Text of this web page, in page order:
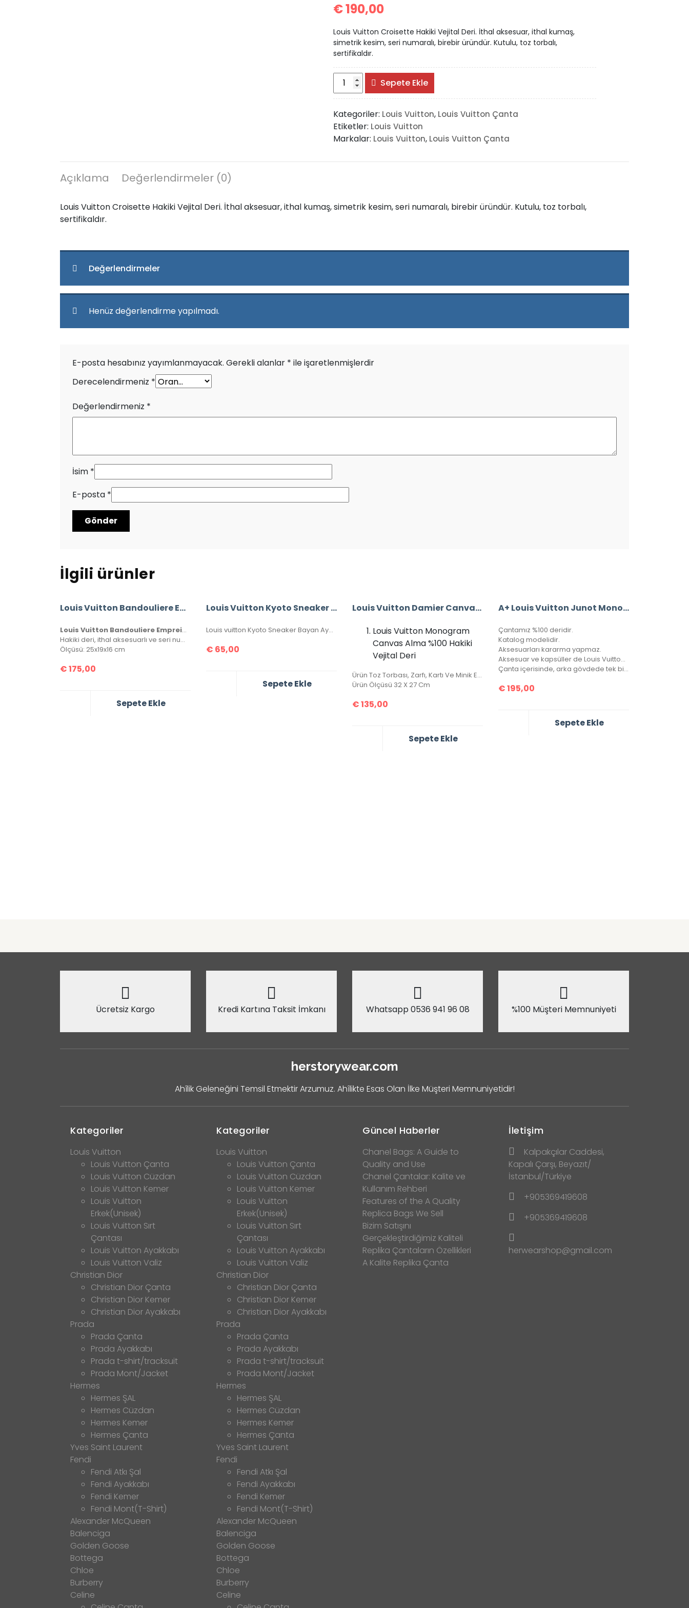
€190,00
Louis Vuitton Croisette Hakiki Vejital Deri. İthal aksesuar, ithal kumaş,
simetrik kesim, seri numaralı, birebir üründür. Kutulu, toz torbalı,
sertifikaldır.
Louis
Vuitton
Croisette
adet
Sepete Ekle
Kategoriler: Louis Vuitton, Louis Vuitton Çanta
Etiketler: Louis Vuitton
Markalar: Louis Vuitton, Louis Vuitton Çanta
Açıklama Değerlendirmeler (0)
Louis Vuitton Croisette Hakiki Vejital Deri. İthal aksesuar, ithal kumaş, simetrik kesim, seri numaralı, birebir üründür. Kutulu, toz torbalı,
sertifikaldır.
Değerlendirmeler
Henüz değerlendirme yapılmadı.
E-posta hesabınız yayımlanmayacak. Gerekli alanlar * ile işaretlenmişlerdir
Derecelendirmeniz *
Değerlendirmeniz *
İsim *
E-posta *
İlgili ürünler
Louis Vuitton Bandouliere Empreinte Speedy 25 Cm
Louis Vuitton Bandouliere Empreinte Speedy 25 Cm
Hakiki deri, ithal aksesuarlı ve seri numaralıdır. Orijinalinde kullanılan Monako deri kullanılmıştır. Kutulu, toz torbalı ve sertifikalı olarak gönderilecektir.
Ölçüsü: 25x19x16 cm
€175,00
Sepete Ekle
Louis Vuitton Kyoto Sneaker Bayan Ayakkabı
Louis vuitton Kyoto Sneaker Bayan Ayakkabı, Hakiki Deri, 36-37-38-39-40 Numaraları Mevcuttur.
€ 65,00
Sepete Ekle
Louis Vuitton Damier Canvas Alma %100 Hakiki Vejital Deri (CRL 674)
Louis Vuitton Monogram
Canvas Alma %100 Hakiki
Vejital Deri
Ürün Toz Torbası, Zarfı, Kartı Ve Minik El Kitapçığı İle Birlikte Gönderilecektir.
Ürün Ölçüsü 32 X 27 Cm
€135,00
Sepete Ekle
A+ Louis Vuitton Junot Monogram Empreinte Leather
Çantamız %100 deridir.
Katalog modelidir.
Aksesuarları kararma yapmaz.
Aksesuar ve kapsüller de Louis Vuitton yazısı mevcuttur.
Çanta içerisinde, arka gövdede tek bir göz bulunmaktadır.
€195,00
Sepete Ekle
Ücretsiz Kargo Kredi Kartına Taksit İmkanı Whatsapp 0536 941 96 08 %100 Müşteri Memnuniyeti
herstorywear.com
Ahîlik Geleneğini Temsil Etmektir Arzumuz. Ahîlikte Esas Olan İlke Müşteri Memnuniyetidir!
Kategoriler
Louis Vuitton
Louis Vuitton Çanta
Louis Vuitton Cüzdan
Louis Vuitton Kemer
Louis Vuitton
Erkek(Unisek)
Louis Vuitton Sırt
Çantası
Louis Vuitton Ayakkabı
Louis Vuitton Valiz
Christian Dior
Christian Dior Çanta
Christian Dior Kemer
Christian Dior Ayakkabı
Prada
Prada Çanta
Prada Ayakkabı
Prada t-shirt/tracksuit
Prada Mont/Jacket
Hermes
Hermes ŞAL
Hermes Cüzdan
Hermes Kemer
Hermes Çanta
Yves Saint Laurent
Fendi
Fendi Atkı Şal
Fendi Ayakkabı
Fendi Kemer
Fendi Mont(T-Shirt)
Alexander McQueen
Balenciga
Golden Goose
Bottega
Chloe
Burberry
Celine
Kategoriler
Louis Vuitton
Louis Vuitton Çanta
Louis Vuitton Cüzdan
Louis Vuitton Kemer
Louis Vuitton
Erkek(Unisek)
Louis Vuitton Sırt
Çantası
Louis Vuitton Ayakkabı
Louis Vuitton Valiz
Christian Dior
Christian Dior Çanta
Christian Dior Kemer
Christian Dior Ayakkabı
Prada
Prada Çanta
Prada Ayakkabı
Prada t-shirt/tracksuit
Prada Mont/Jacket
Hermes
Hermes ŞAL
Hermes Cüzdan
Hermes Kemer
Hermes Çanta
Yves Saint Laurent
Fendi
Fendi Atkı Şal
Fendi Ayakkabı
Fendi Kemer
Fendi Mont(T-Shirt)
Alexander McQueen
Balenciga
Golden Goose
Bottega
Chloe
Burberry
Celine
Güncel Haberler
Chanel Bags: A Guide to
Quality and Use
Chanel Çantalar: Kalite ve
Kullanım Rehberi
Features of the A Quality
Replica Bags We Sell
Bizim Satışını
Gerçekleştirdiğimiz Kaliteli
Replika Çantaların Özellikleri
A Kalite Replika Çanta
İletişim
Kalpakçılar Caddesi,
Kapalı Çarşı, Beyazıt/
İstanbul/Türkiye
+905369419608
+905369419608
herwearshop@gmail.com